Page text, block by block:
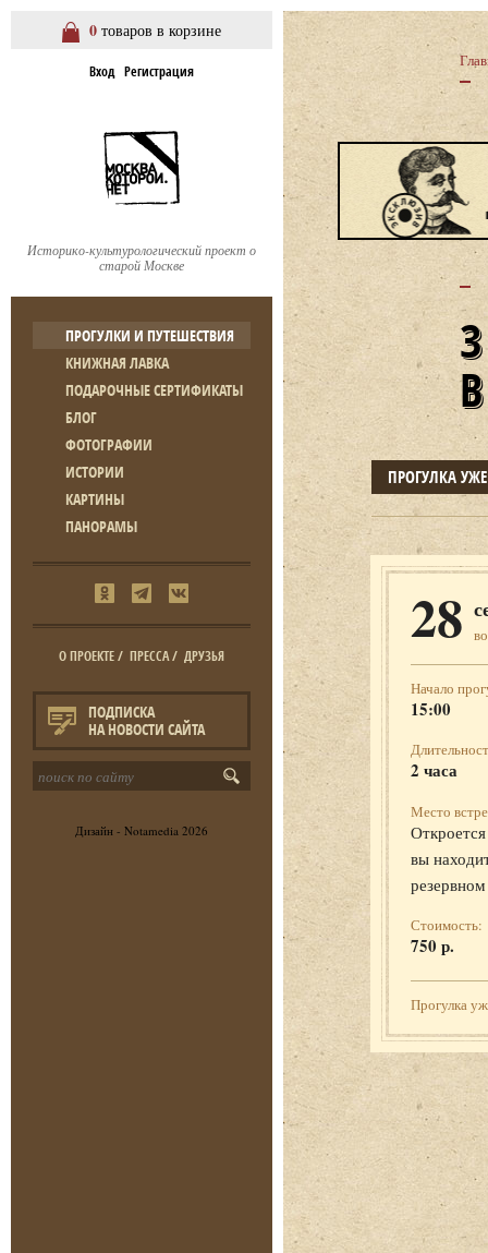
0 товаров в корзине
Вход Регистрация
Историко-культурологический проект о
старой Москве
ПРОГУЛКИ И ПУТЕШЕСТВИЯ
КНИЖНАЯ ЛАВКА
ПОДАРОЧНЫЕ СЕРТИФИКАТЫ
БЛОГ
ФОТОГРАФИИ
ИСТОРИИ
КАРТИНЫ
ПАНОРАМЫ
О ПРОЕКТЕ/ ПРЕССА/ ДРУЗЬЯ
ПОДПИСКА
НА НОВОСТИ САЙТА
Дизайн - Notamedia 2026
ПРОГУЛКА
28
Начало
15:00
2 часа
Место
вы
Стоимость:
750 р.
Прогулка